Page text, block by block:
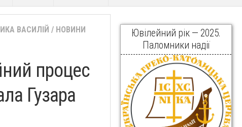
ВАСИЛІЙ / НОВИНИ
процес
Гузара
Ювілейний рік — 2025.
Паломники надії